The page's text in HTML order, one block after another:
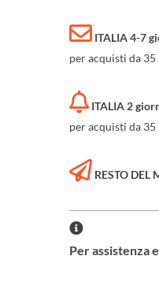
ITALIA 4-7
per acquisti da 35
ITALIA 2
per acquisti da 35
RESTO
Per assistenza